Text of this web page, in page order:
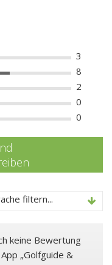
3
8
2
0
0
filtern...
keine Bewertung
„Golfguide &